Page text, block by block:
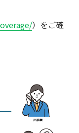
）をご確